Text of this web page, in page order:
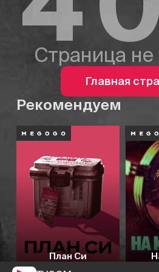
Страница не
Главная
Рекомендуем
План Си